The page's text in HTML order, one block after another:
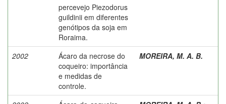
percevejo Piezodorus
guildinii em diferentes
genótipos da soja em
Roraima.
2002
Ácaro da necrose do
coqueiro: importância
e medidas de
controle.
MOREIRA, M. A. B.